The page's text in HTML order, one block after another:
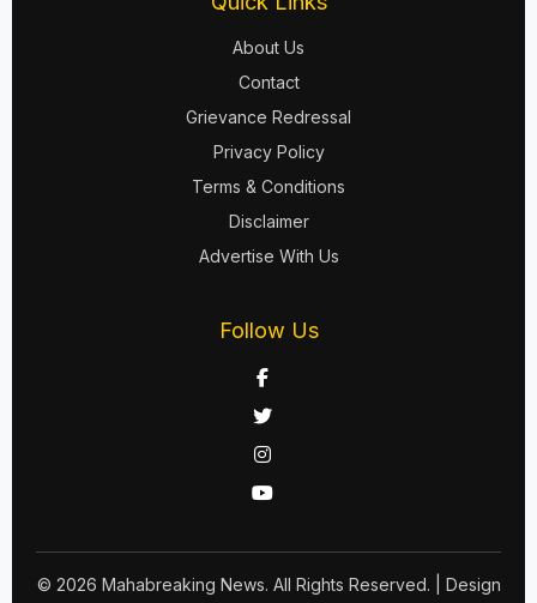
About Us
Contact
Grievance Redressal
Privacy Policy
Terms & Conditions
Disclaimer
Advertise With Us
Follow Us
© 2026 Mahabreaking News. All Rights Reserved.
| Design